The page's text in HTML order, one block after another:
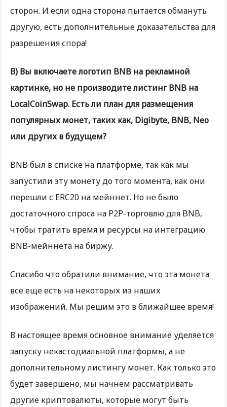
сторон. И если одна сторона пытается обмануть
другую, есть дополнительные доказательства для
разрешения спора!
В) Вы включаете логотип BNB на рекламной
картинке, но не производите листинг BNB на
LocalCoinSwap. Есть ли план для размещения
популярных монет, таких как, Digibyte, BNB, Neo
или других в будущем?
BNB был в списке на платформе, так как мы
запустили эту монету до того момента, как они
перешли с ERC20 на мейннет. Но не было
достаточного спроса на P2P-торговлю для BNB,
чтобы тратить время и ресурсы на интеграцию
BNB-мейннета на биржу.
Спасибо что обратили внимание, что эта монета
все еще есть на некоторых из наших
изображений. Мы решим это в ближайшее время!
В настоящее время основное внимание уделяется
запуску некастодиальной платформы, а не
дополнительному листингу монет. Как только это
будет завершено, мы начнем рассматривать
другие криптовалюты, которые могут быть